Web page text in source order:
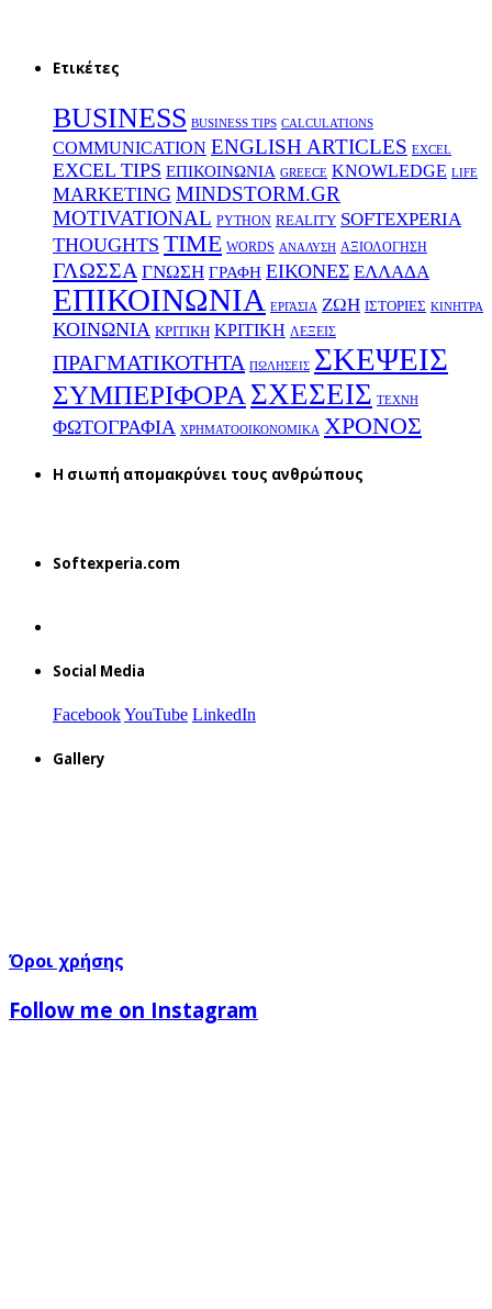
Ετικέτες
BUSINESS BUSINESS TIPS CALCULATIONS
COMMUNICATION ENGLISH ARTICLES EXCEL
EXCEL TIPS EΠΙΚΟΙΝΩΝΙΑ GREECE KNOWLEDGE LIFE
MARKETING MINDSTORM.GR
MOTIVATIONAL PYTHON REALITY SOFTEXPERIA
THOUGHTS TIME WORDS ΑΝΑΛΥΣΗ ΑΞΙΟΛΟΓΗΣΗ
ΓΛΩΣΣΑ ΓΝΩΣΗ ΓΡΑΦΗ ΕΙΚΟΝΕΣ ΕΛΛΑΔΑ
ΕΠΙΚΟΙΝΩΝΙΑ ΕΡΓΑΣΙΑ ΖΩΗ ΙΣΤΟΡΙΕΣ ΚΙΝΗΤΡΑ
ΚΟΙΝΩΝΙΑ ΚΡΙΤΙΚΗ ΚΡΙΤΙΚΗ ΛΕΞΕΙΣ
ΠΡΑΓΜΑΤΙΚΟΤΗΤΑ ΠΩΛΗΣΕΙΣ ΣΚΕΨΕΙΣ
ΣΥΜΠΕΡΙΦΟΡΑΣΧΕΣΕΙΣ ΤΕΧΝΗ
ΦΩΤΟΓΡΑΦΙΑ ΧΡΗΜΑΤΟΟΙΚΟΝΟΜΙΚΑ ΧΡΟΝΟΣ
H σιωπή απομακρύνει τους ανθρώπους
Softexperia.com
Social Media
FacebookYouTube LinkedIn
Gallery
Όροι χρήσης
Follow me on Instagram